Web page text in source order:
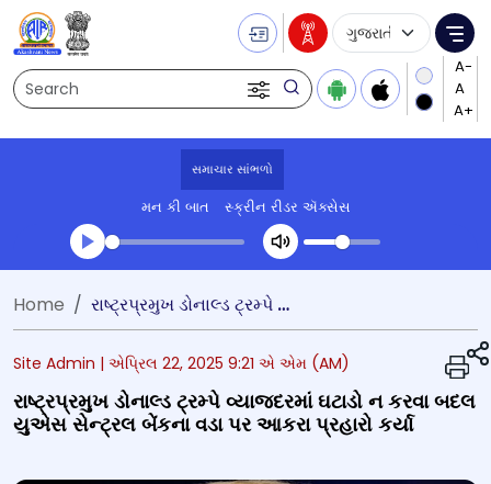
Search
Language
સમાચાર સાંભળો
મન કી બાત સ્ક્રીન રીડર ઍક્સેસ
Transcript summary
પ્લે ઓડિયો
Home રાષ્ટ્રપ્રમુખ ડોનાલ્ડ ટ્રમ્પે વ્યાજદરમાં ઘટાડો ન કરવા બદલ યુએસ સેન્ટ્રલ બેંકના વડા પર આકરા પ્રહારો કર્યા
Site Admin | એપ્રિલ 22, 2025 9:21 એ એમ (AM)
રાષ્ટ્રપ્રમુખ ડોનાલ્ડ ટ્રમ્પે વ્યાજદરમાં ઘટાડો ન કરવા બદલ
યુએસ સેન્ટ્રલ બેંકના વડા પર આકરા પ્રહારો કર્યા